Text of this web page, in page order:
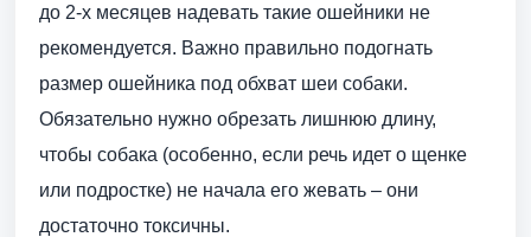
до 2-х месяцев надевать такие ошейники не
рекомендуется. Важно правильно подогнать
размер ошейника под обхват шеи собаки.
Обязательно нужно обрезать лишнюю длину,
чтобы собака (особенно, если речь идет о щенке
или подростке) не начала его жевать – они
достаточно токсичны.